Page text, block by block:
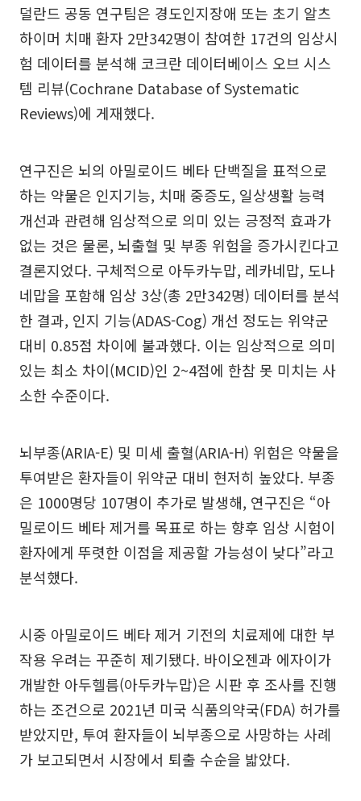
덜란드 공동 연구팀은 경도인지장애 또는 초기 알츠
하이머 치매 환자 2만342명이 참여한 17건의 임상시
험 데이터를 분석해 코크란 데이터베이스 오브 시스
템 리뷰(Cochrane Database of Systematic
Reviews)에 게재했다.
연구진은 뇌의 아밀로이드 베타 단백질을 표적으로
하는 약물은 인지기능, 치매 중증도, 일상생활 능력
개선과 관련해 임상적으로 의미 있는 긍정적 효과가
없는 것은 물론, 뇌출혈 및 부종 위험을 증가시킨다고
결론지었다. 구체적으로 아두카누맙, 레카네맙, 도나
네맙을 포함해 임상 3상(총 2만342명) 데이터를 분석
한 결과, 인지 기능(ADAS-Cog) 개선 정도는 위약군
대비 0.85점 차이에 불과했다. 이는 임상적으로 의미
있는 최소 차이(MCID)인 2~4점에 한참 못 미치는 사
소한 수준이다.
뇌부종(ARIA-E) 및 미세 출혈(ARIA-H) 위험은 약물을
투여받은 환자들이 위약군 대비 현저히 높았다. 부종
은 1000명당 107명이 추가로 발생해, 연구진은 “아
밀로이드 베타 제거를 목표로 하는 향후 임상 시험이
환자에게 뚜렷한 이점을 제공할 가능성이 낮다”라고
분석했다.
시중 아밀로이드 베타 제거 기전의 치료제에 대한 부
작용 우려는 꾸준히 제기됐다. 바이오젠과 에자이가
개발한 아두헬름(아두카누맙)은 시판 후 조사를 진행
하는 조건으로 2021년 미국 식품의약국(FDA) 허가를
받았지만, 투여 환자들이 뇌부종으로 사망하는 사례
가 보고되면서 시장에서 퇴출 수순을 밟았다.